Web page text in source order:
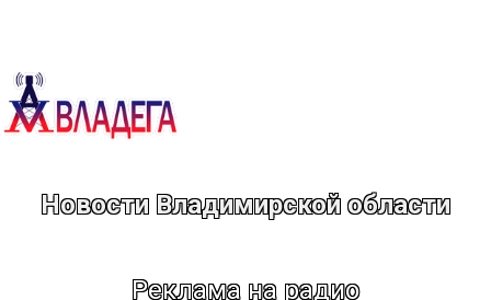
содержимому
Новости Владимирской области
Реклама на радио